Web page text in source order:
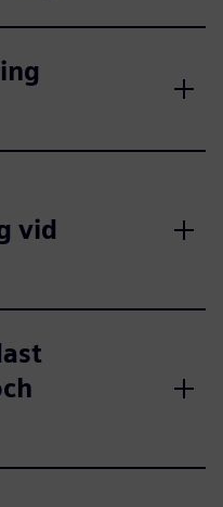
vid